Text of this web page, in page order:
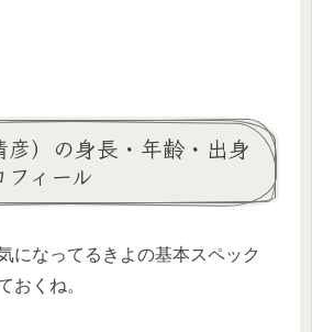
彦）の身長・年齢・出身
ィール
になってるきよの基本スペック
おくね。